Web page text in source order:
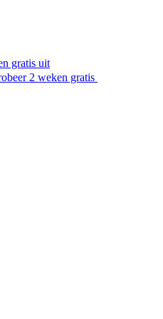
gratis uit
2 weken gratis